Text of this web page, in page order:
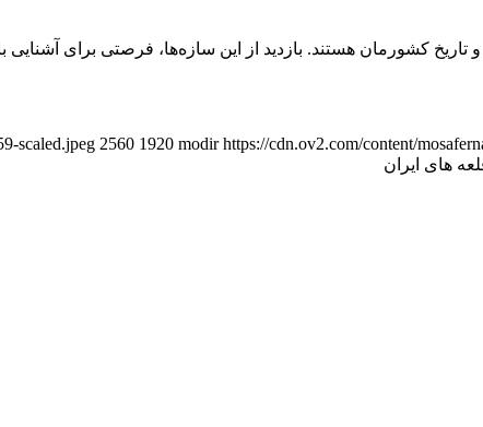
و تاریخ کشورمان هستند. بازدید از این سازه‌ها، فرصتی برای
scaled.jpeg 2560 1920 modir https://cdn.ov2.com/content/
های ایران